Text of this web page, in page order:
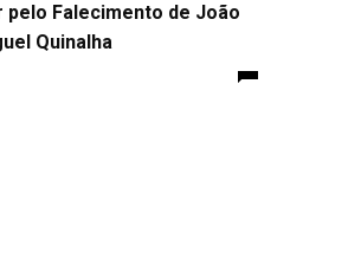
pelo Falecimento de João
Quinalha